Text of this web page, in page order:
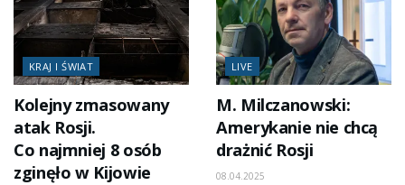
KRAJ I ŚWIAT
Kolejny zmasowany
atak Rosji.
Co najmniej 8 osób
zginęło w Kijowie
LIVE
M. Milczanowski:
Amerykanie nie chcą
drażnić Rosji
08.04.2025